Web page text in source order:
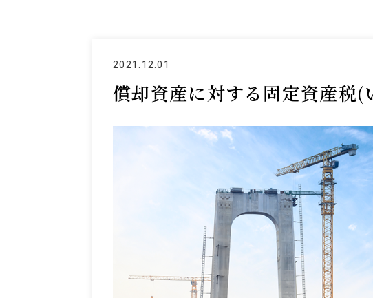
2021.12.01
償却資産に対する固定資産税